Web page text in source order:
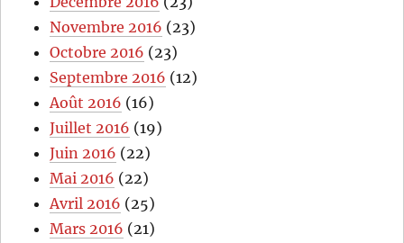
Novembre 2016 (23)
Octobre 2016 (23)
Septembre 2016 (12)
Août 2016 (16)
Juillet 2016 (19)
Juin 2016 (22)
Mai 2016 (22)
Avril 2016 (25)
Mars 2016 (21)